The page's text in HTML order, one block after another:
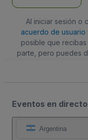
Al iniciar sesión o
acuerdo de usuario
posible que
parte, pero puedes
Eventos en
Argentina